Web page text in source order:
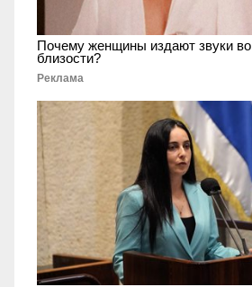
Почему женщины издают звуки
близости?
Реклама